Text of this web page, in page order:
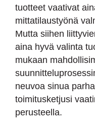
tuotteet vaativat
mittatilaustyönä
Mutta siihen
aina hyvä valinta
mukaan
neuvoa sinua
toimitusketjusi
perusteella.